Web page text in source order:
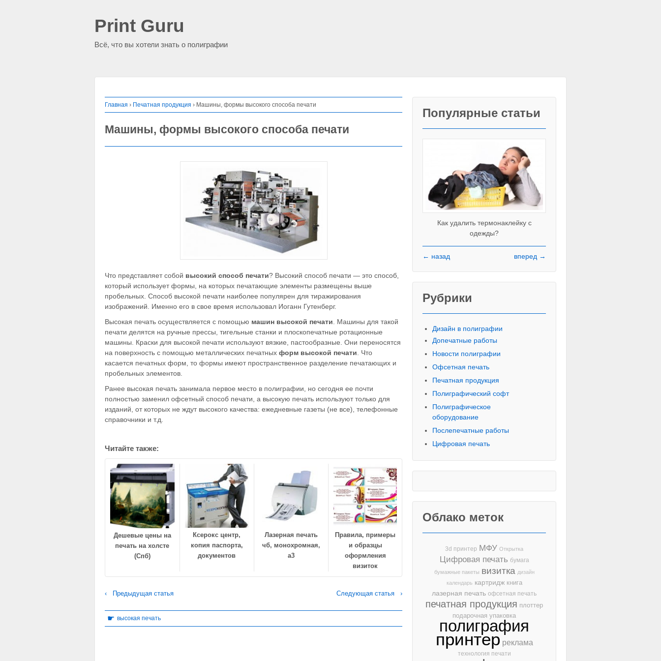
Print Guru
Всё, что вы хотели знать о полиграфии
Главная › Печатная продукция › Машины, формы высокого способа печати
Машины, формы высокого способа печати
Что представляет собой высокий способ печати? Высокий способ печати — это способ,
который использует формы, на которых печатающие элементы размещены выше
пробельных. Способ высокой печати наиболее популярен для тиражирования
изображений. Именно его в свое время использовал Иоганн Гутенберг.
Высокая печать осуществляется с помощью машин высокой печати. Машины для такой
печати делятся на ручные прессы, тигельные станки и плоскопечатные ротационные
машины. Краски для высокой печати используют вязкие, пастообразные. Они переносятся
на поверхность с помощью металлических печатных форм высокой печати. Что
касается печатных форм, то формы имеют пространственное разделение печатающих и
пробельных элементов.
Ранее высокая печать занимала первое место в полиграфии, но сегодня ее почти
полностью заменил офсетный способ печати, а высокую печать используют только для
изданий, от которых не ждут высокого качества: ежедневные газеты (не все), телефонные
справочники и т.д.
Читайте также:
Дешевые цены на
печать на холсте
(Спб)
Ксерокс центр,
копия паспорта,
документов
Лазерная печать
чб, монохромная,
а3
Правила, примеры
и образцы
оформления
визиток
‹ Предыдущая статья Следующая статья ›
☛ высокая печать
Популярные статьи
Как удалить термонаклейку с
одежды?
Красивые печатные буквы
← назад вперед →
Рубрики
Дизайн в полиграфии
Допечатные работы
Новости полиграфии
Офсетная печать
Печатная продукция
Полиграфический софт
Полиграфическое
оборудование
Послепечатные работы
Цифровая печать
Облако меток
3d принтер МФУ Открытка
Цифровая печать бумага
бумажные пакеты визитка дизайн
календарь картридж книга
лазерная печать офсетная печать
печатная продукция плоттер
подарочная упаковка
полиграфия
принтер реклама
технология печати